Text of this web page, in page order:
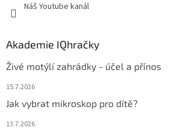
Náš Youtube kanál
Akademie IQhračky
Živé motýlí zahrádky - účel a přínos
15.7.2026
Jak vybrat mikroskop pro dítě?
13.7.2026